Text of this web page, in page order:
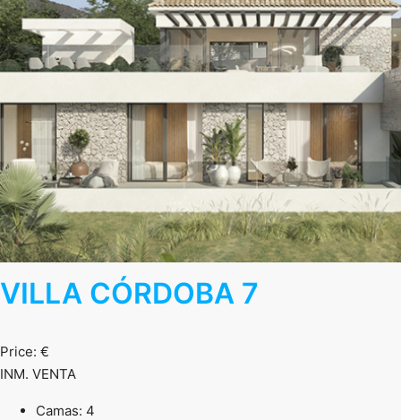
VILLA CÓRDOBA 7
Price: €
INM. VENTA
Camas: 4